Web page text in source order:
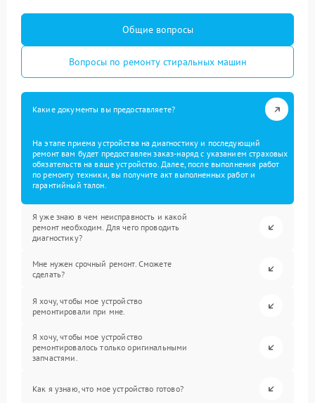
Общие вопросы
Вопросы по ремонту стиральных машин
Какие документы вы предоставляете?
На этапе приема устройства на диагностику и последующий
ремонт вам будет предоставлен заказ-наряд с указанием страховых
обязательств на ваше устройство. Далее, после выполнения работ
по ремонту техники, вы получите акт выполненных работ и
гарантийный талон.
Я уже знаю в чем неисправность и какой
ремонт необходим. Для чего проводить
диагностику?
Мне нужен срочный ремонт. Сможете
сделать?
Я хочу, чтобы мое устройство
ремонтировали при мне.
Я хочу, чтобы мое устройство
ремонтировалось только оригинальными
запчастями.
Как я узнаю, что мое устройство готово?